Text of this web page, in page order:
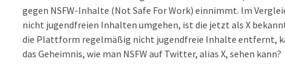
gegen NSFW-Inhalte (Not Safe For Work) einnimmt. Im
nicht jugendfreien Inhalten umgehen, ist die jetzt als X
die Plattform regelmäßig nicht jugendfreie Inhalte entfernt,
das Geheimnis, wie man NSFW auf Twitter, alias X, sehen kann?